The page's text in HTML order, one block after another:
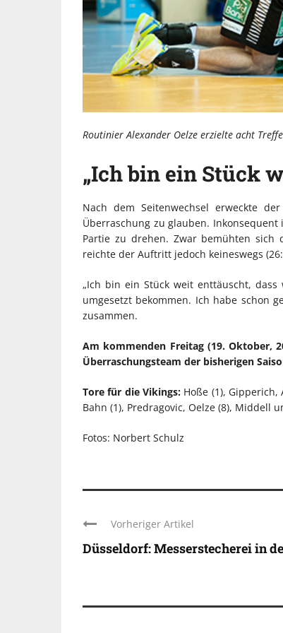
Routinier Alexander Oelze erzielte acht
„Ich bin ein Stück
Nach dem Seitenwechsel erweckte
Überraschung zu glauben.
Partie zu drehen. Zwar bemühten sich
reichte der Auftritt jedoch keineswegs
„Ich bin ein Stück weit enttäuscht,
umgesetzt bekommen. Ich habe schon
zusammen.
Am kommenden Freitag (19. Oktober,
Überraschungsteam der bisherigen
Tore für die Vikings: Hoße (1), Gipperich,
Bahn (1), Predragovic, Oelze (8), Middell
Fotos: Norbert Schulz
Vorheriger Artikel
Düsseldorf: Messerstecherei in